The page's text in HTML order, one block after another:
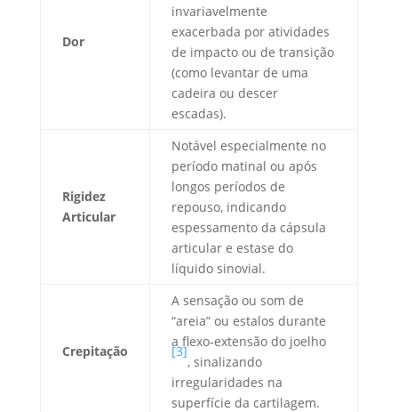
Dor
invariavelmente
exacerbada por atividades
de impacto ou de transição
(como levantar de uma
cadeira ou descer
escadas).
Rigidez
Articular
Notável especialmente no
período matinal ou após
longos períodos de
repouso, indicando
espessamento da cápsula
articular e estase do
líquido sinovial.
Crepitação
A sensação ou som de
“areia” ou estalos durante
a flexo-extensão do joelho
[3]
, sinalizando
irregularidades na
superfície da cartilagem.